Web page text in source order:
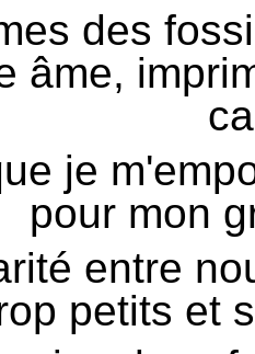
des
âme,
je
pour mon
entre
petits et